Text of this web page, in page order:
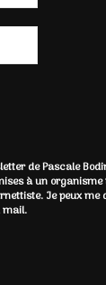
de Pascale
à un
Je peux me
mail.